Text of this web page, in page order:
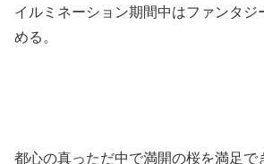
イルミネーション期間中はファンタジ
める。
都心の真っただ中で満開の桜を満足で